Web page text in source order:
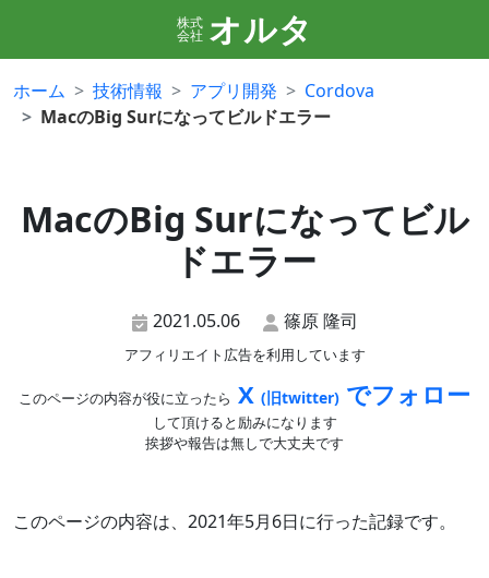
株式
会社 オルタ
ホーム 技術情報 アプリ開発
Cordova
MacのBig Surになってビルドエラー
MacのBig Surになってビル
ドエラー
2021.05.06 篠原 隆司
アフィリエイト広告を利用しています
このページの内容が役に立ったら X (旧twitter) でフォロー
して頂けると励みになります
挨拶や報告は無しで大丈夫です
このページの内容は、2021年5月6日に行った記録です。